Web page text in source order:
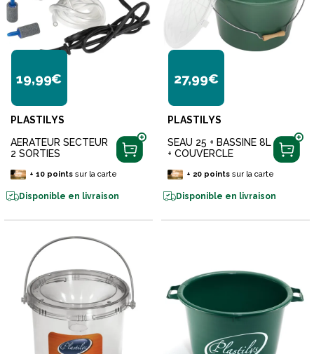
19,99€
PLASTILYS
AERATEUR SECTEUR
2 SORTIES
+ 10pointssur la carte
Disponible en livraison
27,99€
PLASTILYS
SEAU 25 + BASSINE 8L
+ COUVERCLE
+ 20pointssur la carte
Disponible en livraison
Votre adresse email :
Inscrivez-vous dès maintenant et profitez
de vos 10€ de remise dès 69€ d'achats
(valable uniquement en livraison à
JE M’INSCRIS
Bénéficiez de contenus exclusifs, de conseils
d’experts et d’offres réservées à nos abonnés
En entrant votre email, vous consentez à recevoir des
communications de la part de Terres et Eaux